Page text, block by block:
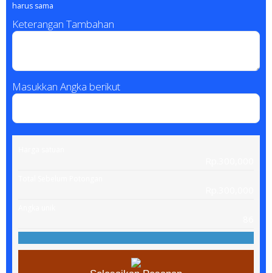
harus sama
Keterangan Tambahan
Masukkan Angka berikut